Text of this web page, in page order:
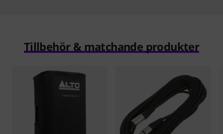
Tillbehör & matchande produkter